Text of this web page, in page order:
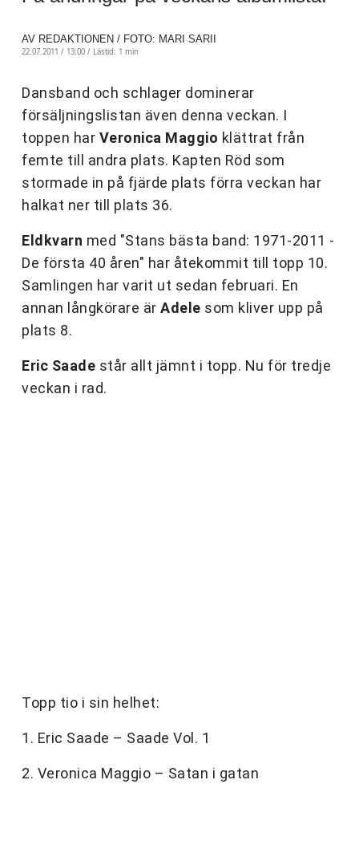
AV REDAKTIONEN / FOTO: MARI SARII
22.07.2011 / 13:00 / Lästid: 1 min
Dansband och schlager dominerar
försäljningslistan även denna veckan. I
toppen har Veronica Maggio klättrat från
femte till andra plats. Kapten Röd som
stormade in på fjärde plats förra veckan har
halkat ner till plats 36.
Eldkvarn med "Stans bästa band: 1971-2011 -
De första 40 åren" har åtekommit till topp 10.
Samlingen har varit ut sedan februari. En
annan långkörare är Adele som kliver upp på
plats 8.
Eric Saade står allt jämnt i topp. Nu för tredje
veckan i rad.
Topp tio i sin helhet:
1. Eric Saade – Saade Vol. 1
2. Veronica Maggio – Satan i gatan